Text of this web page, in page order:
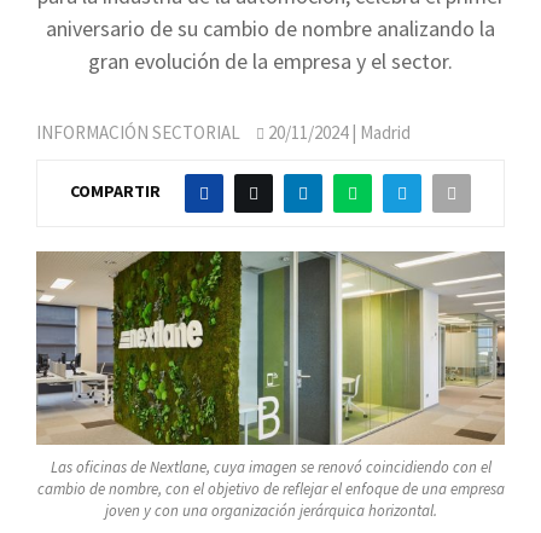
aniversario de su cambio de nombre analizando la
gran evolución de la empresa y el sector.
INFORMACIÓN SECTORIAL 20/11/2024| Madrid
COMPARTIR
Las oficinas de Nextlane, cuya imagen se renovó coincidiendo con el
cambio de nombre, con el objetivo de reflejar el enfoque de una empresa
joven y con una organización jerárquica horizontal.